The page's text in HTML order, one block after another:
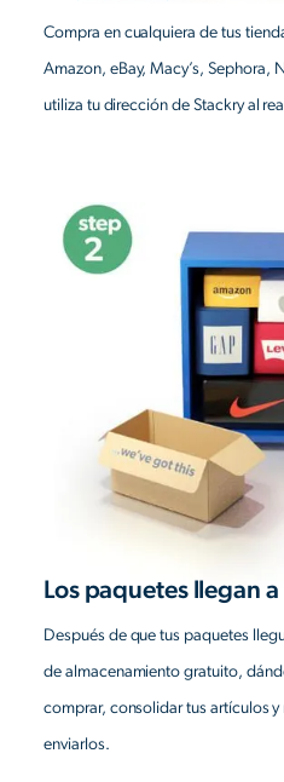
Compra en cualquiera de tus
Amazon, eBay, Macy’s, Sephora,
utiliza tu dirección de Stackry al
Los paquetes llegan
Después de que tus paquetes
de almacenamiento gratuito,
comprar, consolidar tus artículos
enviarlos.